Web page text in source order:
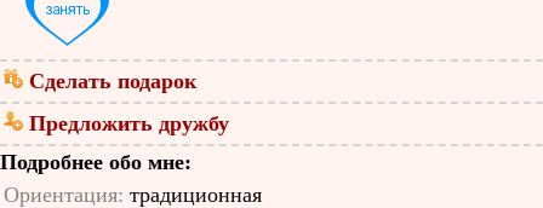
Сделать подарок
Предложить дружбу
Подробнее обо мне:
Ориентация: традиционная